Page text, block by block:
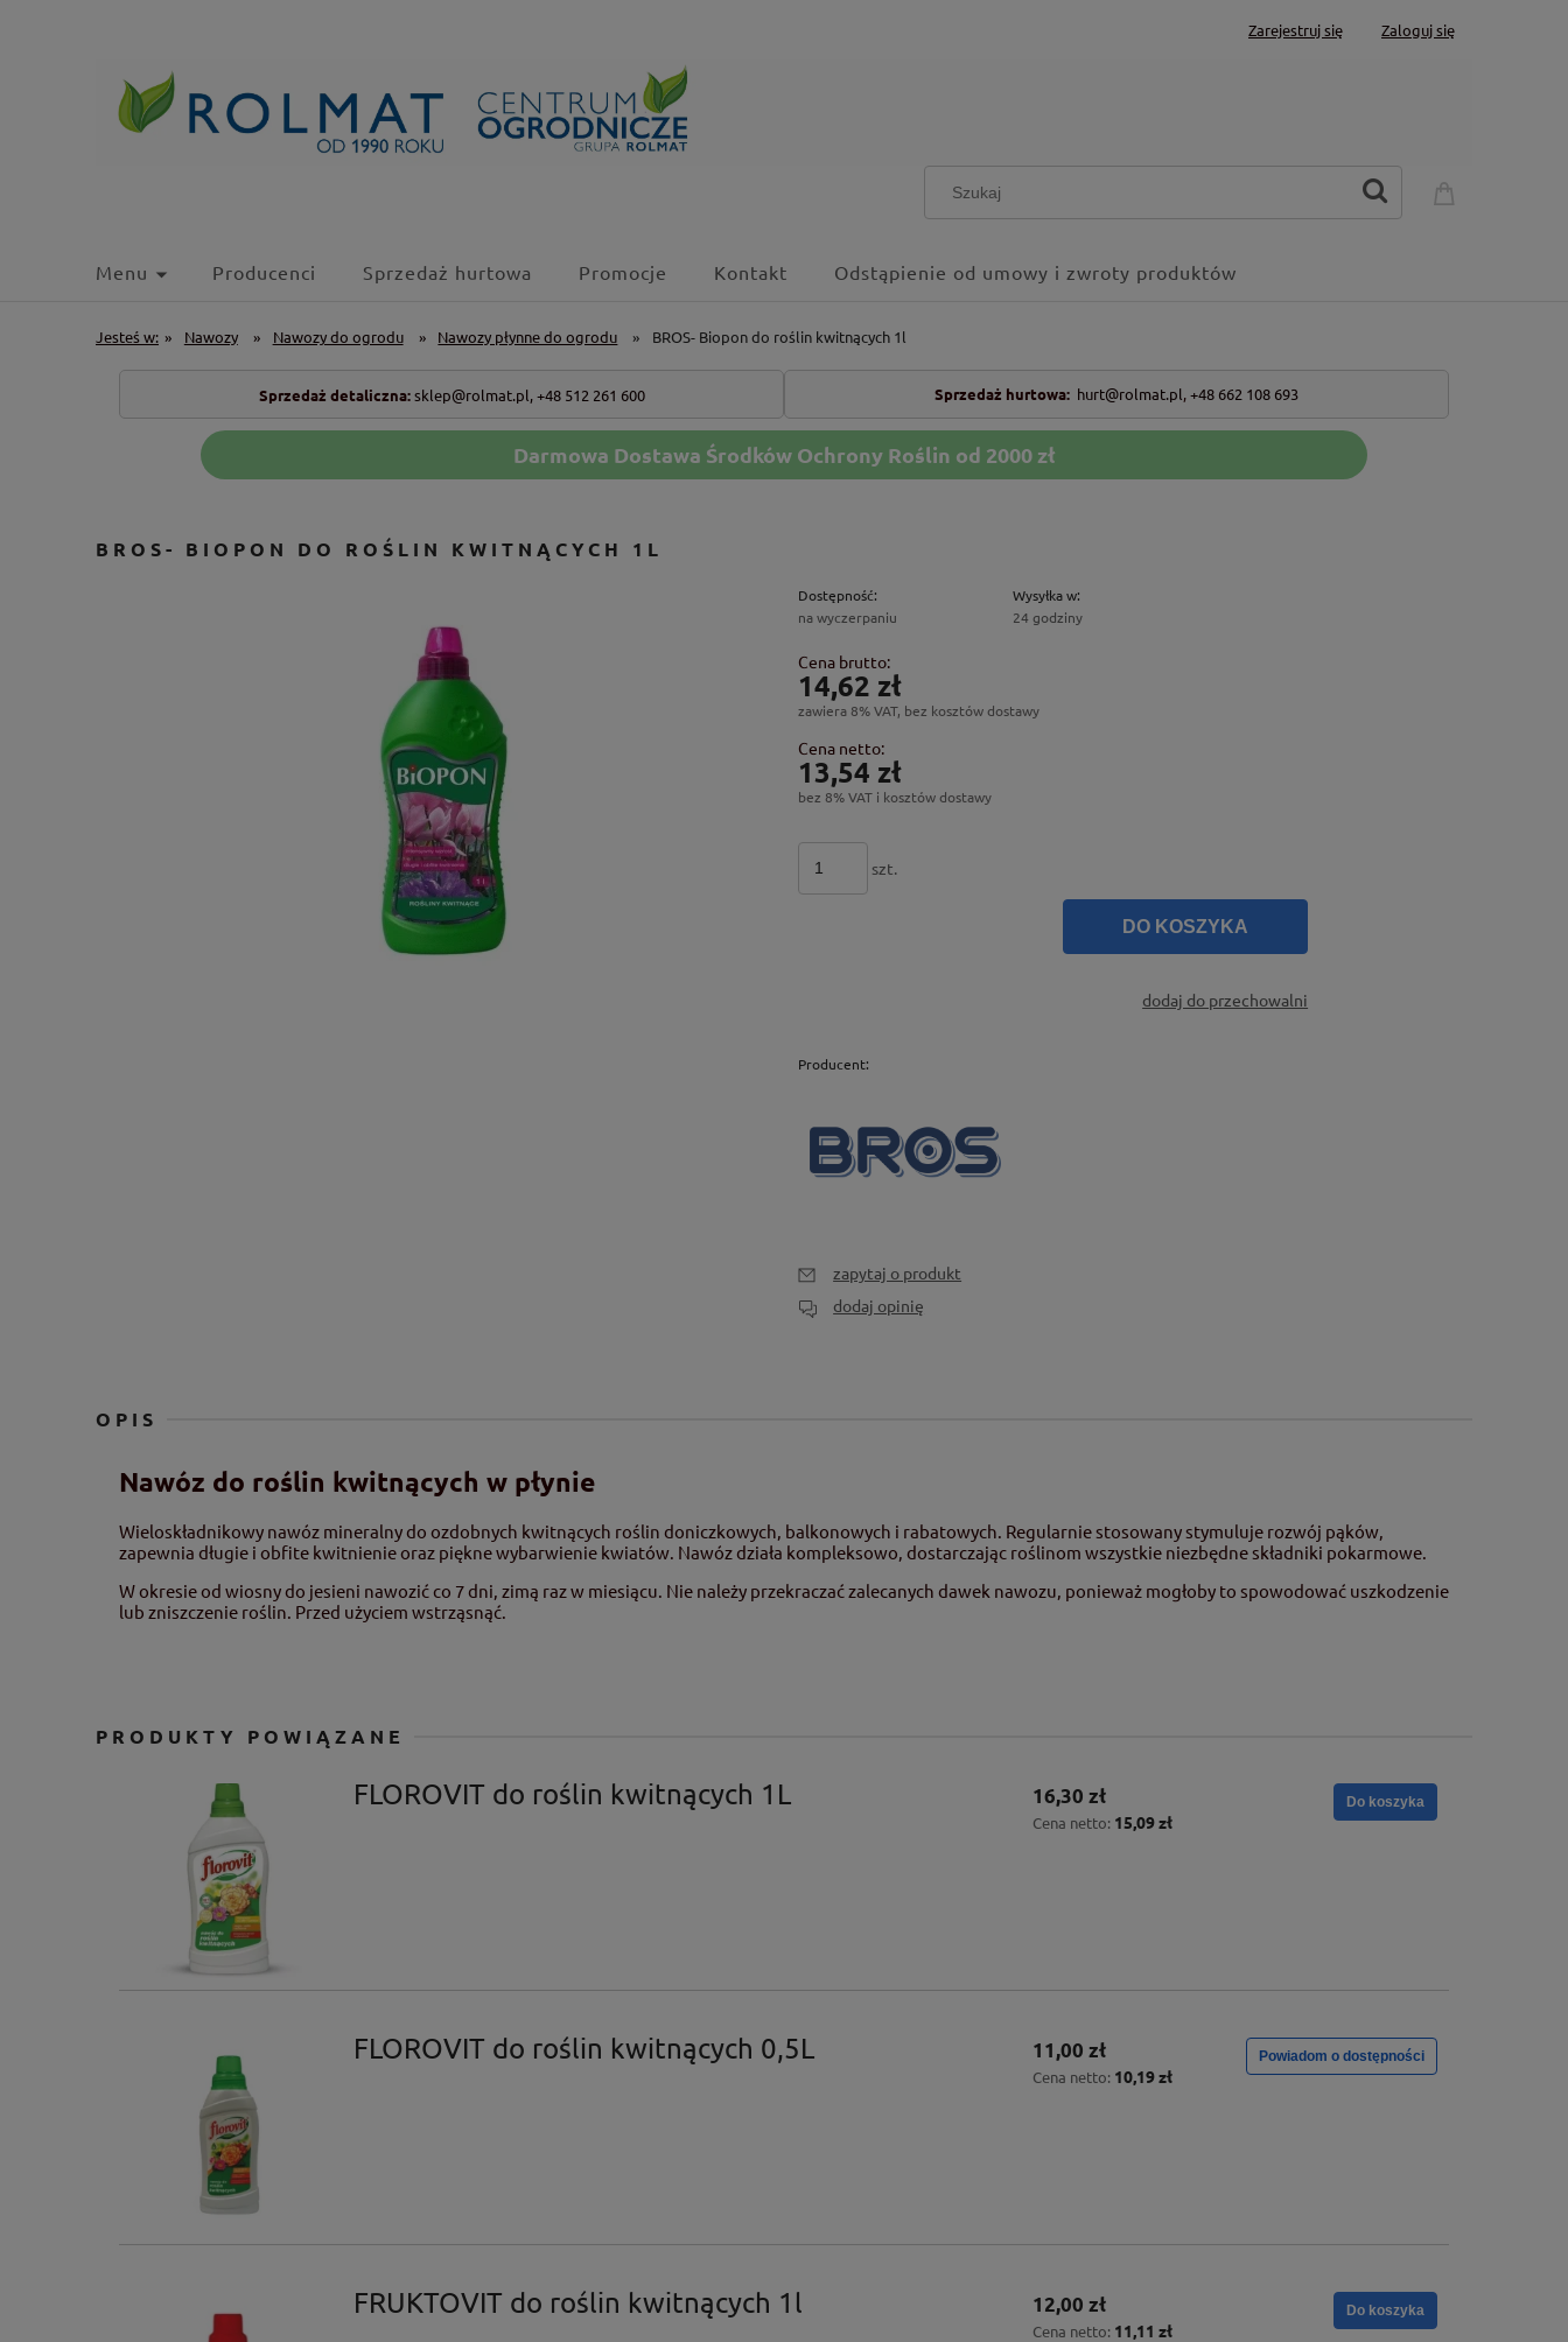
Zarejestruj się Zaloguj się
Menu Producenci Sprzedaż hurtowa Promocje Kontakt Odstąpienie od umowy i zwroty produktów
Jesteś w: » Nawozy » Nawozy do ogrodu » Nawozy płynne do ogrodu » BROS- Biopon do roślin kwitnących 1l
Sprzedaż detaliczna: sklep@rolmat.pl, +48 512 261 600 Sprzedaż hurtowa: hurt@rolmat.pl,+48 662 108 693
Darmowa Dostawa Środków Ochrony Roślin od 2000 zł
BROS- BIOPON DO ROŚLIN KWITNĄCYCH 1L
Dostępność:
na wyczerpaniu
Wysyłka w:
24 godziny
Cena brutto:
14,62 zł
zawiera 8% VAT, bez kosztów dostawy
Cena netto:
13,54 zł
bez 8% VAT i kosztów dostawy
szt.
DO KOSZYKA
dodaj do przechowalni
Producent:
zapytaj o produkt
dodaj opinię
OPIS
Nawóz do roślin kwitnących w płynie
Wieloskładnikowy nawóz mineralny do ozdobnych kwitnących roślin doniczkowych, balkonowych i rabatowych. Regularnie stosowany stymuluje rozwój pąków,
zapewnia długie i obfite kwitnienie oraz piękne wybarwienie kwiatów. Nawóz działa kompleksowo, dostarczając roślinom wszystkie niezbędne składniki pokarmowe.
W okresie od wiosny do jesieni nawozić co 7 dni, zimą raz w miesiącu. Nie należy przekraczać zalecanych dawek nawozu, ponieważ mogłoby to spowodować uszkodzenie
lub zniszczenie roślin. Przed użyciem wstrząsnąć.
PRODUKTY POWIĄZANE
FLOROVIT do roślin kwitnących 1L 16,30 zł
Cena netto: 15,09 zł
Do koszyka
FLOROVIT do roślin kwitnących 0,5L 11,00 zł
Cena netto: 10,19 zł
Powiadom o dostępności
FRUKTOVIT do roślin kwitnących 1l 12,00 zł
Cena netto: 11,11 zł
Do koszyka